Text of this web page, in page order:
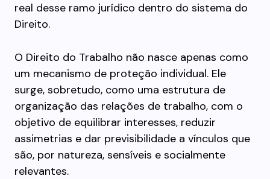
real desse ramo jurídico dentro do sistema do
Direito.
O Direito do Trabalho não nasce apenas como
um mecanismo de proteção individual. Ele
surge, sobretudo, como uma estrutura de
organização das relações de trabalho, com o
objetivo de equilibrar interesses, reduzir
assimetrias e dar previsibilidade a vínculos que
são, por natureza, sensíveis e socialmente
relevantes.